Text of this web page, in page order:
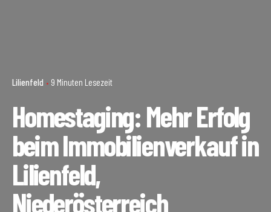
Lilienfeld 9 Minuten Lesezeit
Homestaging: Mehr Erfolg
beim Immobilienverkauf in
Lilienfeld,
Niederösterreich